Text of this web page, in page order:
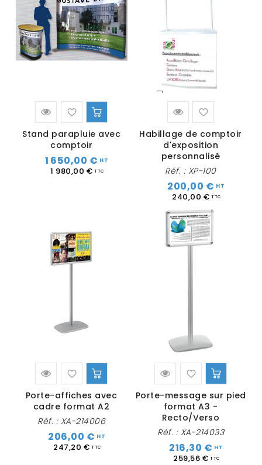
Stand parapluie avec
comptoir
1 650,00 €
1 980,00 €
Habillage de comptoir
d'exposition
personnalisé
Réf. : XP-100
200,00 €
240,00 €
Porte-affiches avec
cadre format A2
Réf. : XA-214006
206,00 €
247,20 €
Porte-message sur pied
format A3 -
Recto/Verso
Réf. : XA-214033
216,30 €
259,56 €